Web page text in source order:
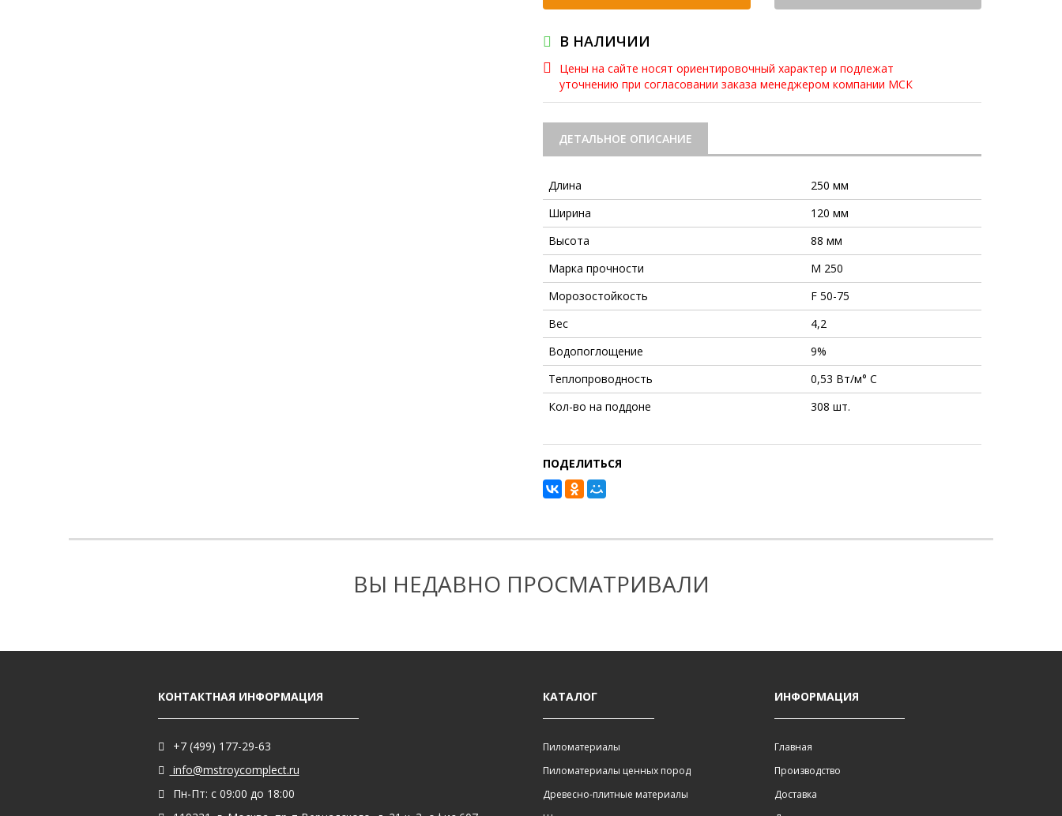
В НАЛИЧИИ
Цены на сайте носят ориентировочный характер и подлежат
уточнению при согласовании заказа менеджером компании МСК
ДЕТАЛЬНОЕ ОПИСАНИЕ
Длина
250 мм
Ширина
120 мм
Высота
88 мм
Марка прочности
М 250
Морозостойкость
F 50-75
Вес
4,2
Водопоглощение
9%
Теплопроводность
0,53 Вт/м° C
Кол-во на поддоне
308 шт.
ПОДЕЛИТЬСЯ
ВЫ НЕДАВНО ПРОСМАТРИВАЛИ
КОНТАКТНАЯ ИНФОРМАЦИЯ
+7 (499) 177-29-63
info@mstroycomplect.ru
Пн-Пт: с 09:00 до 18:00
КАТАЛОГ
Пиломатериалы
Пиломатериалы ценных пород
Древесно-плитные материалы
ИНФОРМАЦИЯ
Главная
Производство
Доставка